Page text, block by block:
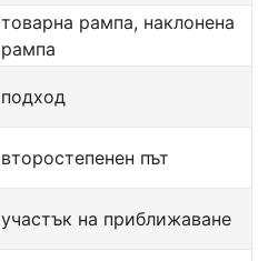
товарна рампа, наклонена
рампа
подход
второстепенен път
участък на приближаване